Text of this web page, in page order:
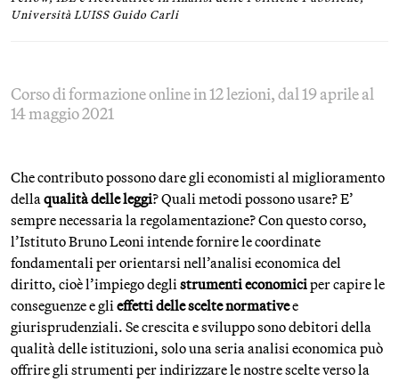
Università LUISS Guido Carli
Corso di formazione online in 12 lezioni, dal 19 aprile al
14 maggio 2021
Che contributo possono dare gli economisti al miglioramento
dellaqualità delle leggi? Quali metodi possono usare? E’
sempre necessaria la regolamentazione? Con questo corso,
l’Istituto Bruno Leoni intende fornire le coordinate
fondamentali per orientarsi nell’analisi economica del
diritto, cioè l’impiego deglistrumenti economiciper capire le
conseguenze e glieffetti delle scelte normativee
giurisprudenziali. Se crescita e sviluppo sono debitori della
qualità delle istituzioni, solo una seria analisi economica può
offrire gli strumenti per indirizzare le nostre scelte verso la